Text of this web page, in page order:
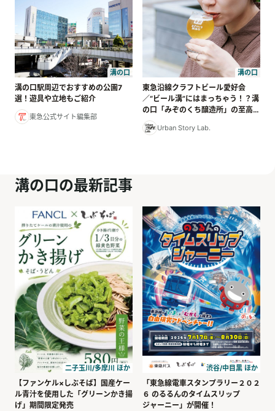
溝の口
溝の口駅周辺でおすすめの公園7
選！遊具や立地もご紹介
東急公式サイト編集部
溝の口
東急沿線クラフトビール愛好会
／“ビール溝”にはまっちゃう！？溝
の口「みぞのくち醸造所」の至高の
一杯
Urban Story Lab.
溝の口の最新記事
二子玉川/多摩川 ほか
【ファンケル×しぶそば】国産ケー
ル青汁を使用した「グリーンかき揚
げ」期間限定発売
渋谷/中目黒 ほか
「東急線電車スタンプラリー２０２
６ のるるんのタイムスリップ
ジャーニー」が開催！